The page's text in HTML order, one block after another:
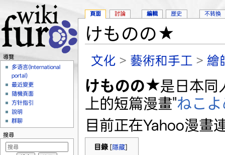
けものの★
文化 > 藝術和手工 > 繪
けものの★是日本同
上的短篇漫畫"ねこ
目前正在Yahoo漫畫
目錄[隱藏]
頁面 討論 編輯 歷史 不转换
導覽
多语言(International
portal)
最近變更
隨機頁面
方针指引
說明
群聊
搜尋